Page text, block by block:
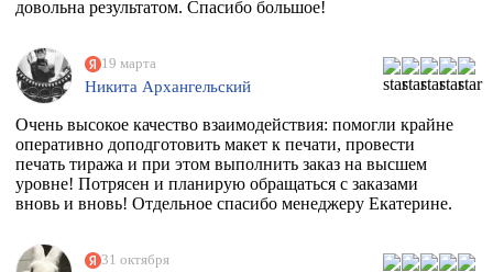
довольна результатом. Спасибо большое!
19 марта
Никита Архангельский
Очень высокое качество взаимодействия: помогли крайне
оперативно доподготовить макет к печати, провести
печать тиража и при этом выполнить заказ на высшем
уровне! Потрясен и планирую обращаться с заказами
вновь и вновь! Отдельное спасибо менеджеру Екатерине.
31 октября